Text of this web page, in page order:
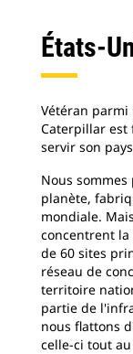
États-
Vétéran
Caterpillar est
servir son
Nous
planète,
mondiale.
concentrent
de 60 sites
réseau de
territoire
partie de
nous flattons
celle-ci tout